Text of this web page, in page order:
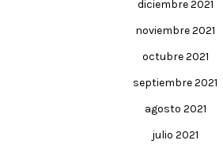
diciembre 2021
noviembre 2021
octubre 2021
septiembre 2021
agosto 2021
julio 2021